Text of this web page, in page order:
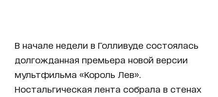
В начале недели в Голливуде состоялась
долгожданная премьера новой версии
мультфильма «Король Лев».
Ностальгическая лента собрала в стенах